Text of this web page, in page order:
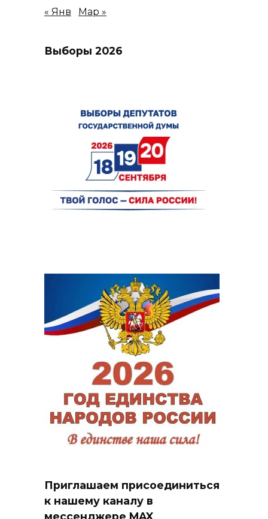
« Янв Мар »
Выборы 2026
Приглашаем присоединиться
к нашему каналу в
мессенджере MAX